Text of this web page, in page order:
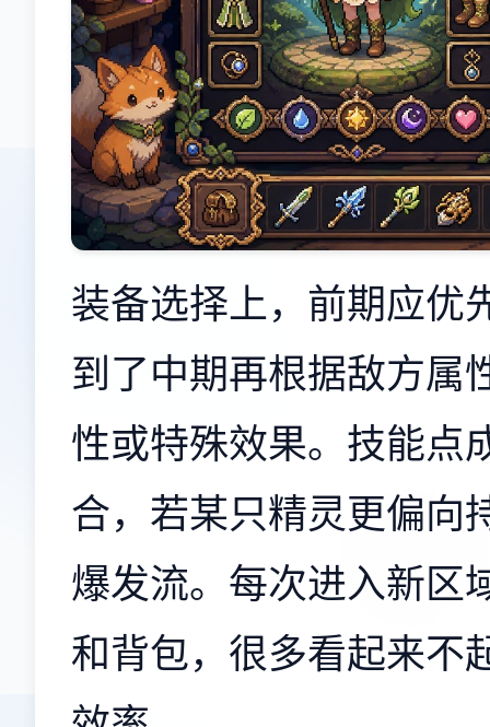
装备选择上，前期应优
到了中期再根据敌方属
性或特殊效果。技能点
合，若某只精灵更偏向
爆发流。每次进入新区
和背包，很多看起来不